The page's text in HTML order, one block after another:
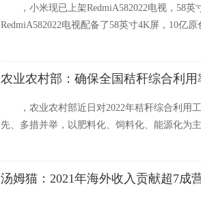
，小米现已上架RedmiA582022电视，58
RedmiA582022电视配备了58英寸4K屏，10亿
农业农村部：确保全国秸秆综合利用
，农业农村部近日对2022年秸秆综合利
先、多措并举，以肥料化、饲料化、能源化为
汤姆猫：2021年海外收入贡献超7成